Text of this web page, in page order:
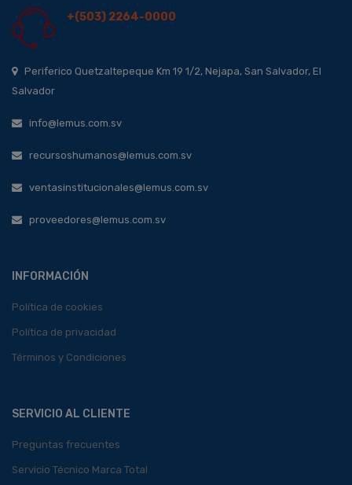
+(503) 2264-0000
Periferico Quetzaltepeque Km 19 1/2, Nejapa, San Salvador, El
Salvador
info@lemus.com.sv
recursoshumanos@lemus.com.sv
ventasinstitucionales@lemus.com.sv
proveedores@lemus.com.sv
INFORMACIÓN
Política de cookies
Política de privacidad
Términos y Condiciones
SERVICIO AL CLIENTE
Preguntas frecuentes
Servicio Técnico Marca Total